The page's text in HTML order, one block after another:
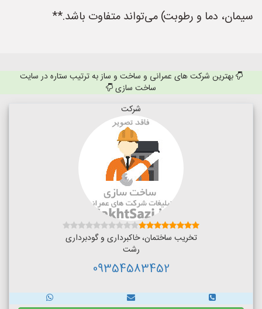
سیمان، دما و رطوبت) می‌تواند متفاوت باشد.**
بهترین شرکت های عمرانی و ساخت و ساز به ترتیب ستاره در سایت
ساخت سازی
شرکت
تخریب ساختمان، خاکبرداری و گودبرداری
رشت
09354583452